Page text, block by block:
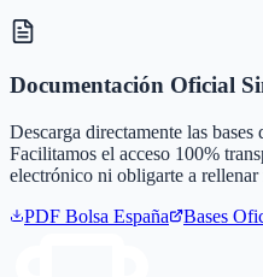
Documentación Oficial
Descarga directamente las
Facilitamos el acceso 100%
electrónico ni obligarte a
PDF Bolsa España Bases